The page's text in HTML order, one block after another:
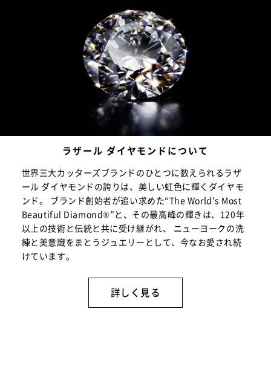
ラザール ダイヤモンドについて
世界三大カッターズブランドのひとつに数えられるラザ
ール ダイヤモンドの誇りは、美しい虹色に輝くダイヤモ
ンド。 ブランド創始者が追い求めた“The World's Most
Beautiful Diamond®”と、その最高峰の輝きは、120年
以上の技術と伝統と共に受け継がれ、 ニューヨークの洗
練と美意識をまとうジュエリーとして、今なお愛され続
けています。
詳しく見る